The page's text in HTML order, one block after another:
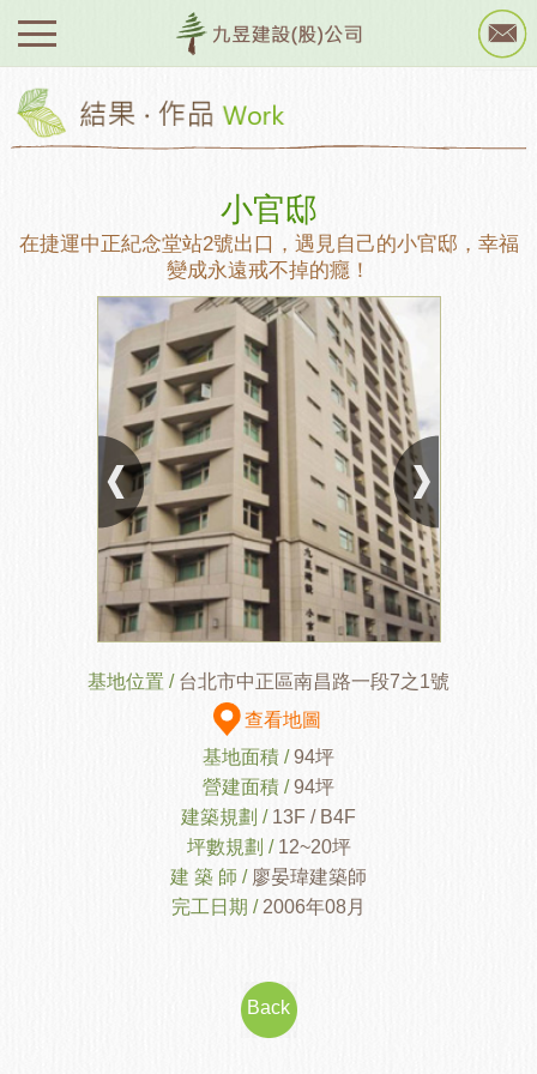
小官邸
在捷運中正紀念堂站2號出口，遇見自己的小官邸，幸福
變成永遠戒不掉的癮！
基地位置 / 台北市中正區南昌路一段7之1號
查看地圖
基地面積 /94坪
營建面積 /94坪
建築規劃 / 13F / B4F
坪數規劃 / 12~20坪
建 築 師 / 廖晏瑋建築師
完工日期 / 2006年08月
Back